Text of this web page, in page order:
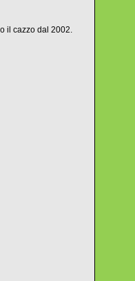
il cazzo dal 2002.